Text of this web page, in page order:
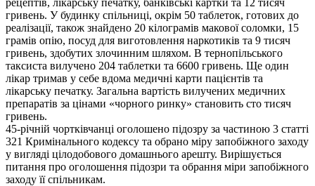
гривень. У будинку спільниці, окрім 50 таблеток, готових до
реалізації, також знайдено 20 кілограмів макової соломки, 15
грамів опію, посуд для виготовлення наркотиків та 9 тисяч
гривень, здобутих злочинним шляхом. В тернопільського
таксиста вилучено 204 таблетки та 6600 гривень. Ще один
лікар тримав у себе вдома медичні карти пацієнтів та
лікарську печатку. Загальна вартість вилучених медичних
препаратів за цінами «чорного ринку» становить сто тисяч
гривень.
45-річній чортківчанці оголошено підозру за частиною 3 статті
321 Кримінального кодексу та обрано міру запобіжного заходу
у вигляді цілодобового домашнього арешту. Вирішується
питання про оголошення підозри та обрання міри запобіжного
заходу її спільникам.